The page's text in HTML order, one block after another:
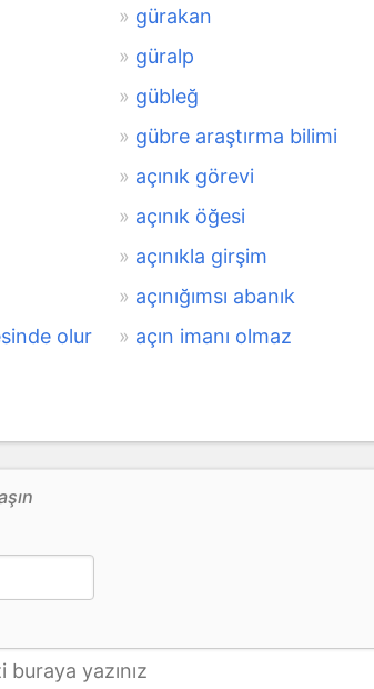
gürakan
güralp
gübleğ
gübre araştırma bilimi
açınık görevi
açınık öğesi
açınıkla girşim
açınığımsı abanık
olur
açın imanı olmaz